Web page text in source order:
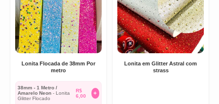
Lonita Flocada de 38mm Por
metro
38mm - 1 Metro /
Amarelo Neon - Lonita
Glitter Flocado
R$
6,00
+
Lonita em Glitter Astral com
strass